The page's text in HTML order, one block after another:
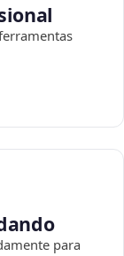
para